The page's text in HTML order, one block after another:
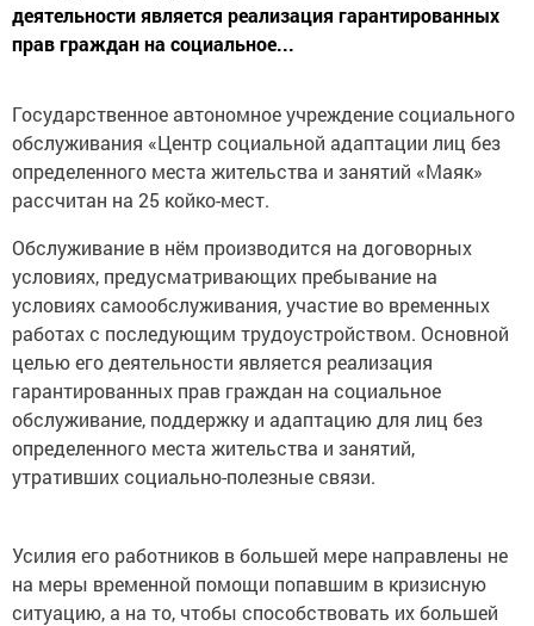
деятельности является реализация гарантированных
прав граждан на социальное...
Государственное автономное учреждение социального
обслуживания «Центр социальной адаптации лиц без
определенного места жительства и занятий «Маяк»
рассчитан на 25 койко-мест.
Обслуживание в нём производится на договорных
условиях, предусматривающих пребывание на
условиях самообслуживания, участие во временных
работах с последующим трудоустройством. Основной
целью его деятельности является реализация
гарантированных прав граждан на социальное
обслуживание, поддержку и адаптацию для лиц без
определенного места жительства и занятий,
утративших социально-полезные связи.
Усилия его работников в большей мере направлены не
на меры временной помощи попавшим в кризисную
ситуацию, а на то, чтобы способствовать их большей